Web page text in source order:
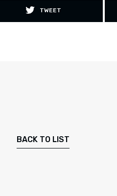
TWEET
BACK TO LIST